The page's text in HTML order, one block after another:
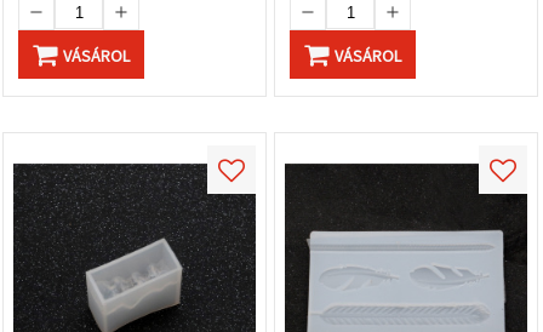
VÁSÁROL VÁSÁROL